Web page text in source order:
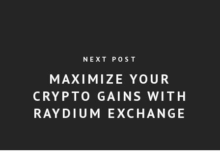
NEXT POST
MAXIMIZE YOUR
CRYPTO GAINS WITH
RAYDIUM EXCHANGE